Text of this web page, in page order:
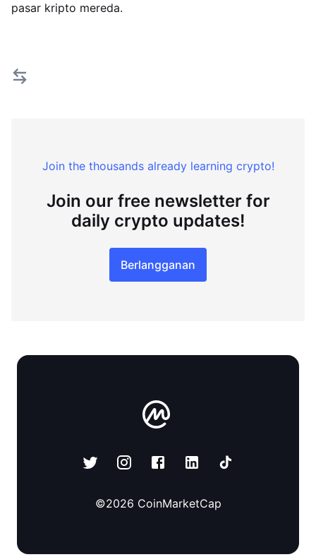
pasar kripto mereda.
Join the thousands already learning crypto!
Join our free newsletter for
daily crypto updates!
Berlangganan
©2026 CoinMarketCap